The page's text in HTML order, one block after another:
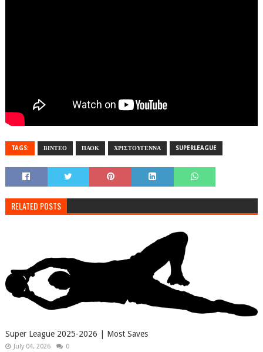
TAGS: ΒΙΝΤΕΟ ΠΑΟΚ ΧΡΙΣΤΟΥΓΕΝΝΑ SUPERLEAGUE
RELATED POSTS
Super League 2025-2026 | Most Saves
July 04, 2026 0